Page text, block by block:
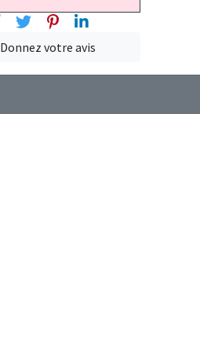
FacebookTwitterPinterest
Linkedin
Donnez votre avis